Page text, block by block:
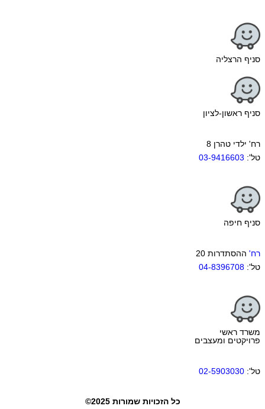
סניף הרצליה
סניף ראשון-לציון
רח' ילדי טהרן 8
טל': 03-9416603
סניף חיפה
רח' ההסתדרות 20
טל': 04-8396708
משרד ראשי
פרויקטים ומעצבים
טל': 02-5903030
כל הזכויות שמורות 2025©